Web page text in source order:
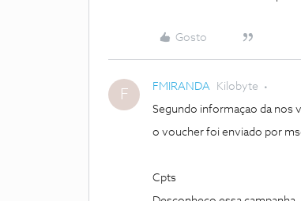
Gosto
F FMIRANDA Kilobyte
Segundo informaçao da nos
o voucher foi enviado por
Cpts